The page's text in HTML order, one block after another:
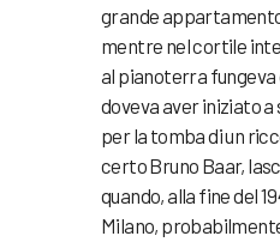
grande
mentre nel cortile
al pianoterra fungeva
doveva aver iniziato
per la tomba di un
certo Bruno Baar,
quando, alla fine del
Milano,